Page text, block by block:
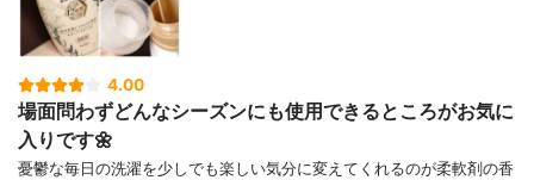
4.00
場面問わずどんなシーズンにも使用できるところがお気に
入りです🌼
憂鬱な毎日の洗濯を少しでも楽しい気分に変えてくれるのが柔軟剤の香